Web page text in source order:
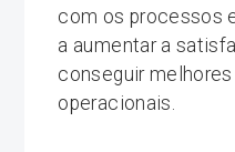
com os processos
a aumentar a
conseguir
operacionais.